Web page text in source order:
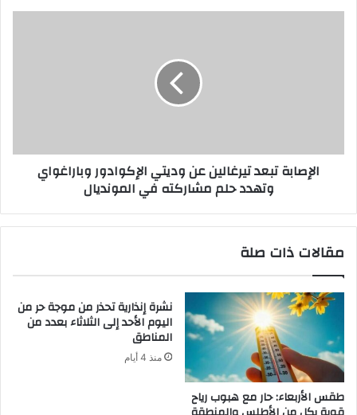
الإصابة تبعد تيرغالين عن وديتي الإكوادور وباراغواي
وتهدد حلم مشاركته في المونديال
مقالات ذات صلة
طقس الأربعاء: حار مع هبوب رياح
نشرة إنذارية تحذر من موجة حر من
اليوم الأحد إلى الثلاثاء بعدد من
المناطق
منذ 4 أيام